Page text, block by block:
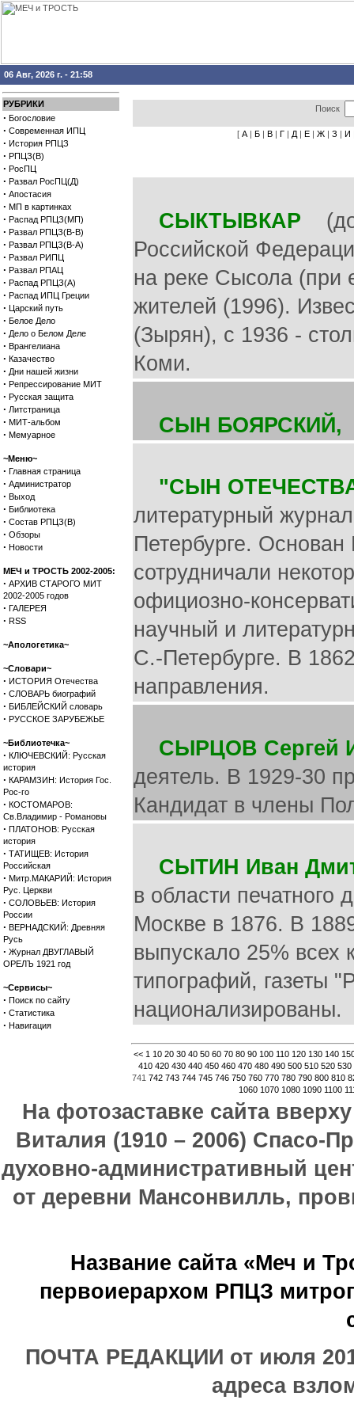
06 Авг, 2026 г. - 21:58
РУБРИКИ
· Богословие
· Современная ИПЦ
· История РПЦЗ
· РПЦЗ(В)
· РосПЦ
· Развал РосПЦ(Д)
· Апостасия
· МП в картинках
· Распад РПЦЗ(МП)
· Развал РПЦЗ(В-В)
· Развал РПЦЗ(В-А)
· Развал РИПЦ
· Развал РПАЦ
· Распад РПЦЗ(А)
· Распад ИПЦ Греции
· Царский путь
· Белое Дело
· Дело о Белом Деле
· Врангелиана
· Казачество
· Дни нашей жизни
· Репрессирование МИТ
· Русская защита
· Литстраница
· МИТ-альбом
· Мемуарное
~Меню~
· Главная страница
· Администратор
· Выход
· Библиотека
· Состав РПЦЗ(В)
· Обзоры
· Новости
МЕЧ и ТРОСТЬ 2002-2005:
· АРХИВ СТАРОГО МИТ
2002-2005 годов
· ГАЛЕРЕЯ
· RSS
~Апологетика~
~Словари~
· ИСТОРИЯ Отечества
· СЛОВАРЬ биографий
· БИБЛЕЙСКИЙ словарь
· РУССКОЕ ЗАРУБЕЖЬЕ
~Библиотечка~
· КЛЮЧЕВСКИЙ: Русская
история
· КАРАМЗИН: История Гос.
Рос-го
· КОСТОМАРОВ:
Св.Владимир - Романовы
· ПЛАТОНОВ: Русская
история
· ТАТИЩЕВ: История
Российская
· Митр.МАКАРИЙ: История
Рус. Церкви
· СОЛОВЬЕВ: История
России
· ВЕРНАДСКИЙ: Древняя
Русь
· Журнал ДВУГЛАВЫЙ
ОРЕЛЪ 1921 год
~Сервисы~
· Поиск по сайту
· Статистика
· Навигация
Поиск
[ А | Б | В | Г | Д | Е | Ж | З | И
СЫКТЫВКАР (до
Российской
на реке Сысола (при
жителей (1996).
(Зырян), с 1936 -
Коми.
СЫН БОЯРСКИЙ,
"СЫН
литературный
Петербурге.
сотрудничали
официозно-
научный и
С.-Петербурге. В
направления.
СЫРЦОВ Сергей
деятель. В 1929-30
Кандидат в члены
СЫТИН Иван
в области печатного
Москве в 1876. В
выпускало 25% всех
типографий, газеты
национализированы.
<< 1 10 20 30 40 50 60 70 80 90 100 110 120 130 140
410 420 430 440 450 460 470 480 490 500 510 520 530
741 742 743 744 745 746 750 760 770 780 790 800 810
1060 1070 1080 1090 1100
На фотозаставке сайта
Виталия (1910 – 2006) Спасо-
духовно-административный
от деревни Мансонвилль,
Название сайта «Меч и
первоиерархом РПЦЗ
ПОЧТА РЕДАКЦИИ от июля
адреса